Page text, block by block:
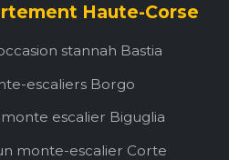
Haute-Corse
stannah Bastia
escaliers Borgo
escalier Biguglia
monte-escalier Corte